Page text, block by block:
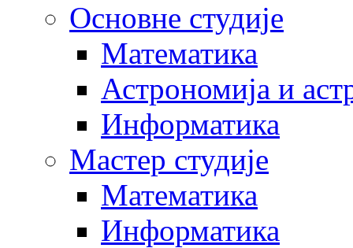
Основне студије
Математика
Астрономија и
Информатика
Мастер студије
Математика
Информатика